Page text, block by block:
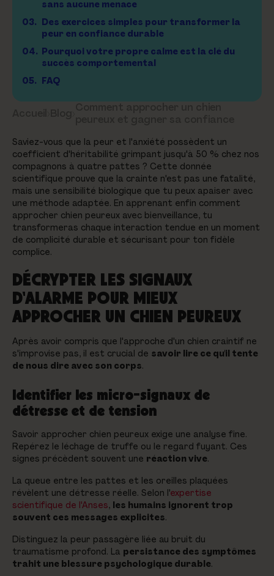
sans aucune menace
03. Des exercices simples pour transformer la
peur en confiance durable
04. Pourquoi votre propre calme est la clé du
succès comportemental
05. FAQ
Saviez-vous que la peur et l'anxiété possèdent un
coefficient d'héritabilité grimpant jusqu'à 50 % chez nos
compagnons à quatre pattes ? Cette donnée
scientifique prouve que la crainte n'est pas une fatalité,
mais une sensibilité biologique que tu peux apaiser avec
une méthode adaptée. En apprenant enfin comment
approcher chien peureux avec bienveillance, tu
transformeras chaque interaction tendue en un moment
de complicité durable et sécurisant pour ton fidèle
complice.
DÉCRYPTER LES SIGNAUX
D'ALARME POUR MIEUX
APPROCHER UN CHIEN PEUREUX
Après avoir compris que l'approche d'un chien craintif ne
s'improvise pas, il est crucial de savoir lire ce qu'il tente
de nous dire avec son corps.
Identifier les micro-signaux de
détresse et de tension
Savoir approcher chien peureux exige une analyse fine.
Repérez le léchage de truffe ou le regard fuyant. Ces
signes précèdent souvent une réaction vive.
La queue entre les pattes et les oreilles plaquées
révèlent une détresse réelle. Selon l'expertise
scientifique de l'Anses, les humains ignorent trop
souvent ces messages explicites.
Distinguez la peur passagère liée au bruit du
traumatisme profond. La persistance des symptômes
trahit une blessure psychologique durable.